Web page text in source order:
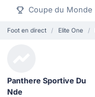
Coupe du Monde
Foot en direct Elite One
Panthere Sportive Du
Nde